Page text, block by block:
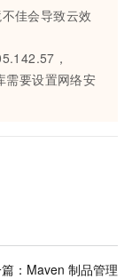
佳会导致云效
，
要设置网络安
： Maven 制品管理